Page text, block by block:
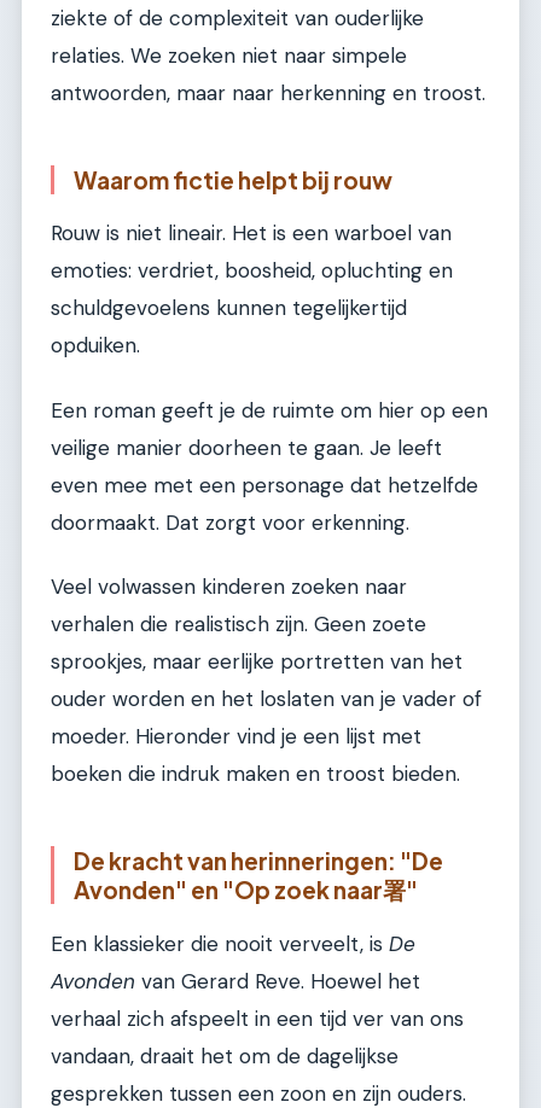
ziekte of de complexiteit van ouderlijke
relaties. We zoeken niet naar simpele
antwoorden, maar naar herkenning en troost.
Waarom fictie helpt bij rouw
Rouw is niet lineair. Het is een warboel van
emoties: verdriet, boosheid, opluchting en
schuldgevoelens kunnen tegelijkertijd
opduiken.
Een roman geeft je de ruimte om hier op een
veilige manier doorheen te gaan. Je leeft
even mee met een personage dat hetzelfde
doormaakt. Dat zorgt voor erkenning.
Veel volwassen kinderen zoeken naar
verhalen die realistisch zijn. Geen zoete
sprookjes, maar eerlijke portretten van het
ouder worden en het loslaten van je vader of
moeder. Hieronder vind je een lijst met
boeken die indruk maken en troost bieden.
De kracht van herinneringen: "De
Avonden" en "Op zoek naar署"
Een klassieker die nooit verveelt, is De
Avonden van Gerard Reve. Hoewel het
verhaal zich afspeelt in een tijd ver van ons
vandaan, draait het om de dagelijkse
gesprekken tussen een zoon en zijn ouders.